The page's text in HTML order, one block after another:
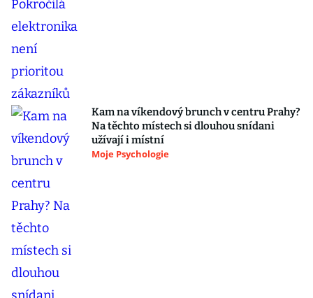
Kam na víkendový brunch v centru Prahy?
Na těchto místech si dlouhou snídani
užívají i místní
Moje Psychologie